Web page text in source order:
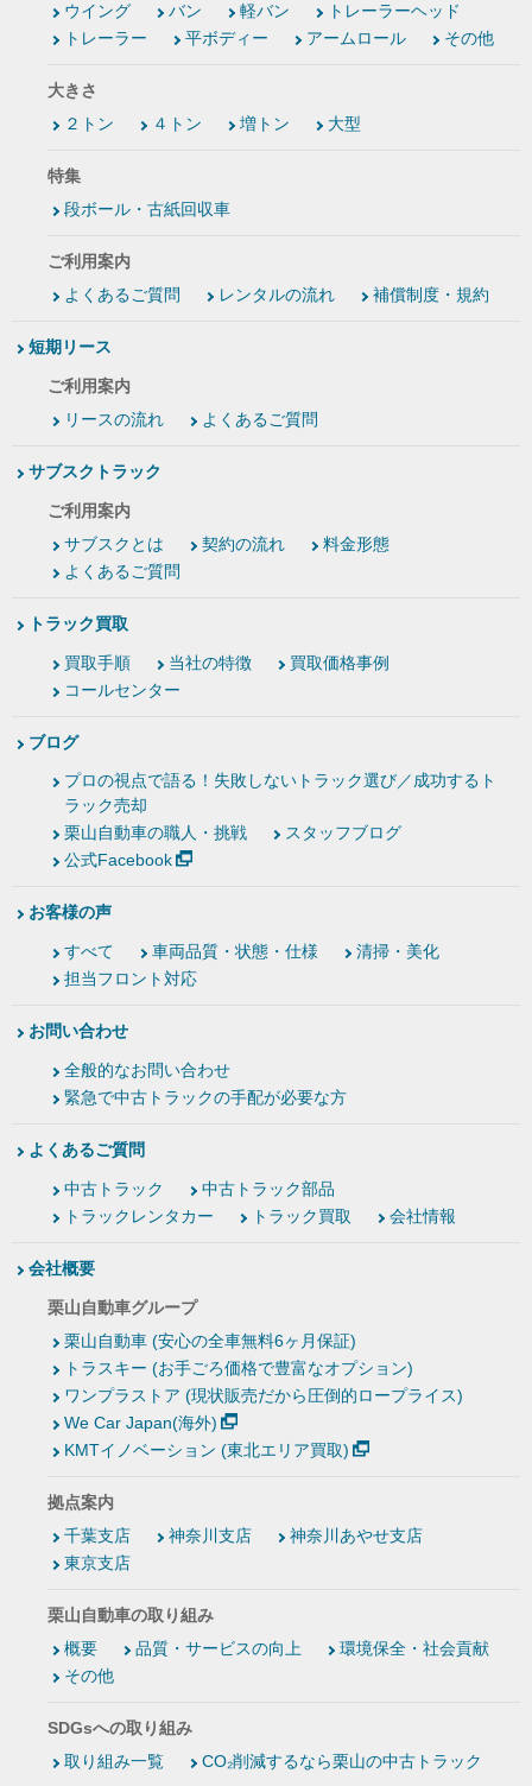
ウイング
バン 軽バン
トレーラーヘッド
トレーラー
平ボディー アームロール その他
大きさ
２トン
４トン 増トン 大型
特集
段ボール・古紙回収車
ご利用案内
よくあるご質問
レンタルの流れ 補償制度・規約
短期リース
ご利用案内
リースの流れ
よくあるご質問
サブスクトラック
ご利用案内
サブスクとは
契約の流れ
料金形態
よくあるご質問
トラック買取
買取手順 当社の特徴
買取価格事例
コールセンター
ブログ
プロの視点で語る！失敗しないトラック選び／成功するト
ラック売却
栗山自動車の職人・挑戦
スタッフブログ
公式Facebook
お客様の声
すべて 車両品質・状態・仕様
清掃・美化
担当フロント対応
お問い合わせ
全般的なお問い合わせ
緊急で中古トラックの手配が必要な方
よくあるご質問
中古トラック
中古トラック部品
トラックレンタカー
トラック買取 会社情報
会社概要
栗山自動車グループ
栗山自動車 (安心の全車無料6ヶ月保証)
トラスキー (お手ごろ価格で豊富なオプション)
ワンプラストア (現状販売だから圧倒的ロープライス)
We Car Japan(海外)
KMTイノベーション (東北エリア買取)
拠点案内
千葉支店
神奈川支店
神奈川あやせ支店
東京支店
栗山自動車の取り組み
概要
品質・サービスの向上
環境保全・社会貢献
その他
SDGsへの取り組み
取り組み一覧
CO₂削減するなら栗山の中古トラック